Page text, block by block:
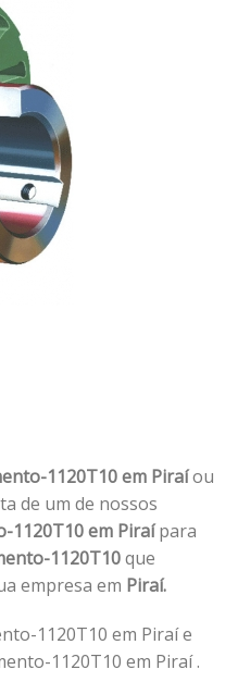
1120T10 em Piraíou
de um de nossos
1120T10 em Piraípara
1120T10que
empresa em Piraí.
1120T10 em Piraí e
1120T10 em Piraí .